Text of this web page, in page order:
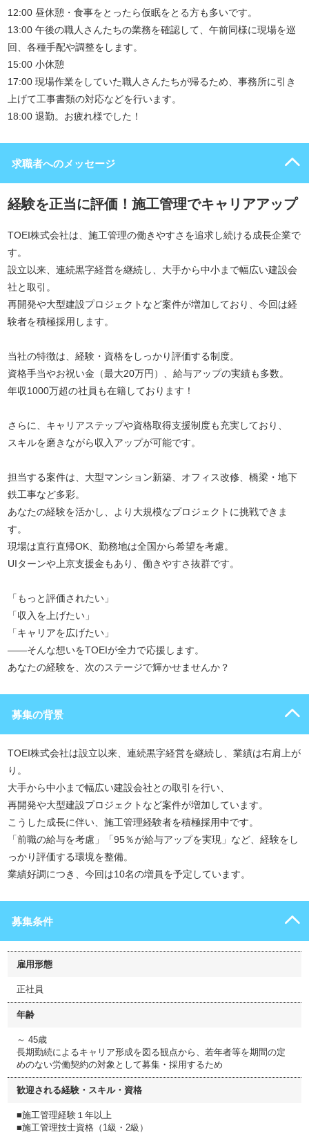
12:00 昼休憩・食事をとったら仮眠をとる方も多いです。
13:00 午後の職人さんたちの業務を確認して、午前同様に現場を巡
回、各種手配や調整をします。
15:00 小休憩
17:00 現場作業をしていた職人さんたちが帰るため、事務所に引き
上げて工事書類の対応などを行います。
18:00 退勤。お疲れ様でした！
求職者へのメッセージ
経験を正当に評価！施工管理でキャリアアップ
TOEI株式会社は、施工管理の働きやすさを追求し続ける成長企業で
す。
設立以来、連続黒字経営を継続し、大手から中小まで幅広い建設会
社と取引。
再開発や大型建設プロジェクトなど案件が増加しており、今回は経
験者を積極採用します。
当社の特徴は、経験・資格をしっかり評価する制度。
資格手当やお祝い金（最大20万円）、給与アップの実績も多数。
年収1000万超の社員も在籍しております！
さらに、キャリアステップや資格取得支援制度も充実しており、
スキルを磨きながら収入アップが可能です。
担当する案件は、大型マンション新築、オフィス改修、橋梁・地下
鉄工事など多彩。
あなたの経験を活かし、より大規模なプロジェクトに挑戦できま
す。
現場は直行直帰OK、勤務地は全国から希望を考慮。
UIターンや上京支援金もあり、働きやすさ抜群です。
「もっと評価されたい」
「収入を上げたい」
「キャリアを広げたい」
――そんな想いをTOEIが全力で応援します。
あなたの経験を、次のステージで輝かせませんか？
募集の背景
TOEI株式会社は設立以来、連続黒字経営を継続し、業績は右肩上が
り。
大手から中小まで幅広い建設会社との取引を行い、
再開発や大型建設プロジェクトなど案件が増加しています。
こうした成長に伴い、施工管理経験者を積極採用中です。
「前職の給与を考慮」「95％が給与アップを実現」など、経験をし
っかり評価する環境を整備。
業績好調につき、今回は10名の増員を予定しています。
募集条件
雇用形態
正社員
年齢
～ 45歳
長期勤続によるキャリア形成を図る観点から、若年者等を期間の定
めのない労働契約の対象として募集・採用するため
歓迎される経験・スキル・資格
■施工管理経験１年以上
■施工管理技士資格（1級・2級）